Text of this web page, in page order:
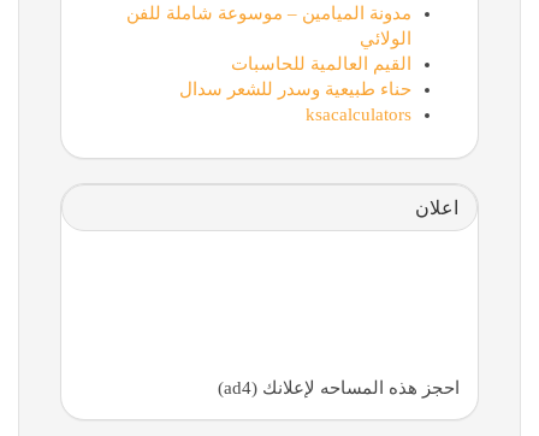
مدونة الميامين – موسوعة شاملة للفن
الولائي
القيم العالمية للحاسبات
حناء طبيعية وسدر للشعر سدال
ksacalculators
اعلان
احجز هذه المساحه لإعلانك (ad4)